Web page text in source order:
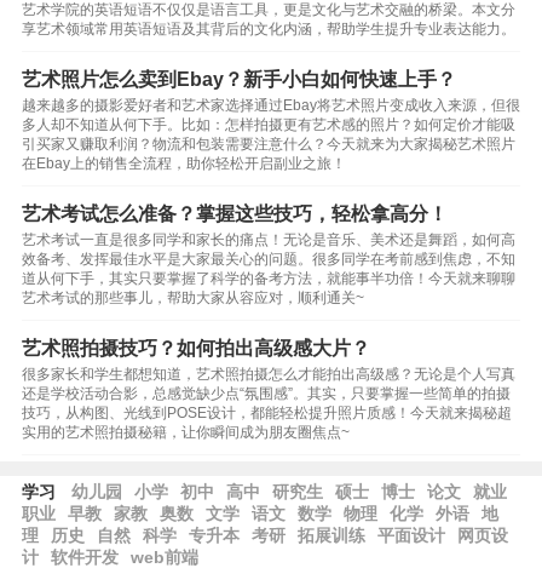
艺术学院的英语短语不仅仅是语言工具，更是文化与艺术交融的桥梁。本文分
享艺术领域常用英语短语及其背后的文化内涵，帮助学生提升专业表达能力。
艺术照片怎么卖到Ebay？新手小白如何快速上手？
越来越多的摄影爱好者和艺术家选择通过Ebay将艺术照片变成收入来源，但很
多人却不知道从何下手。比如：怎样拍摄更有艺术感的照片？如何定价才能吸
引买家又赚取利润？物流和包装需要注意什么？今天就来为大家揭秘艺术照片
在Ebay上的销售全流程，助你轻松开启副业之旅！
艺术考试怎么准备？掌握这些技巧，轻松拿高分！
艺术考试一直是很多同学和家长的痛点！无论是音乐、美术还是舞蹈，如何高
效备考、发挥最佳水平是大家最关心的问题。很多同学在考前感到焦虑，不知
道从何下手，其实只要掌握了科学的备考方法，就能事半功倍！今天就来聊聊
艺术考试的那些事儿，帮助大家从容应对，顺利通关~
艺术照拍摄技巧？如何拍出高级感大片？
很多家长和学生都想知道，艺术照拍摄怎么才能拍出高级感？无论是个人写真
还是学校活动合影，总感觉缺少点“氛围感”。其实，只要掌握一些简单的拍摄
技巧，从构图、光线到POSE设计，都能轻松提升照片质感！今天就来揭秘超
实用的艺术照拍摄秘籍，让你瞬间成为朋友圈焦点~
学习 幼儿园 小学 初中 高中 研究生 硕士 博士 论文
就业
职业
早教 家教 奥数 文学 语文 数学 物理 化学 外语
地
理
历史 自然 科学 专升本 考研 拓展训练 平面设计
网页设
计
软件开发 web前端